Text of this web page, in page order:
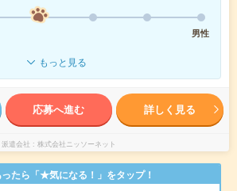
男性
もっと見る
応募へ進む 詳しく見る
派遣会社 株式会社ニッソーネット
たら「★気になる！」をタップ！